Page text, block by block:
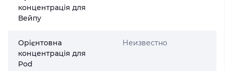
концентрація для
Вейпу
Орієнтовна
концентрація для
Pod
Неизвестно